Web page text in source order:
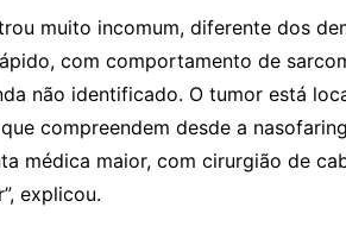
muito incomum, diferente dos
com comportamento de
não identificado. O tumor está
compreendem desde a
médica maior, com cirurgião de
explicou.